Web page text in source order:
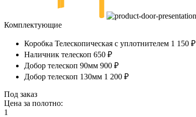
Комплектующие
Коробка Телескопическая с уплотнителем 1 150 ₽
Наличник телескоп 650 ₽
Добор телескоп 90мм 900 ₽
Добор телескоп 130мм 1 200 ₽
Под заказ
Цена за полотно:
1